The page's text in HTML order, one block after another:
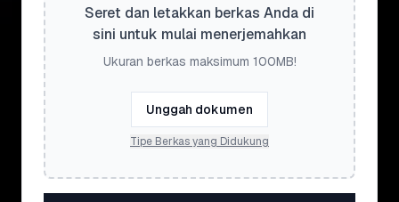
Seret dan letakkan berkas Anda di
sini untuk mulai menerjemahkan
Ukuran berkas maksimum 100MB!
Unggah dokumen
Tipe Berkas yang Didukung